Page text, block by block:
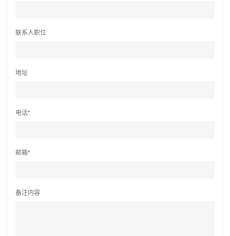
联系人职位
地址
电话*
邮箱*
备注内容